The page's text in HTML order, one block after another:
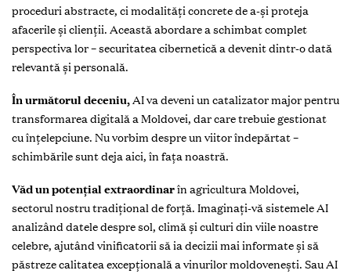
proceduri abstracte, ci modalități concrete de a-și proteja
afacerile și clienții. Această abordare a schimbat complet
perspectiva lor – securitatea cibernetică a devenit dintr-o dată
relevantă și personală.
În următorul deceniu,AI va deveni un catalizator major pentru
transformarea digitală a Moldovei, dar care trebuie gestionat
cu înțelepciune. Nu vorbim despre un viitor îndepărtat –
schimbările sunt deja aici, în fața noastră.
Văd un potențial extraordinarîn agricultura Moldovei,
sectorul nostru tradițional de forță. Imaginați-vă sistemele AI
analizând datele despre sol, climă și culturi din viile noastre
celebre, ajutând vinificatorii să ia decizii mai informate și să
păstreze calitatea excepțională a vinurilor moldovenești. Sau AI